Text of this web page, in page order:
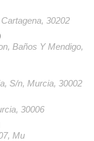
30202
Baños Y Mendigo,
S/n, Murcia, 30002
30006
Mu